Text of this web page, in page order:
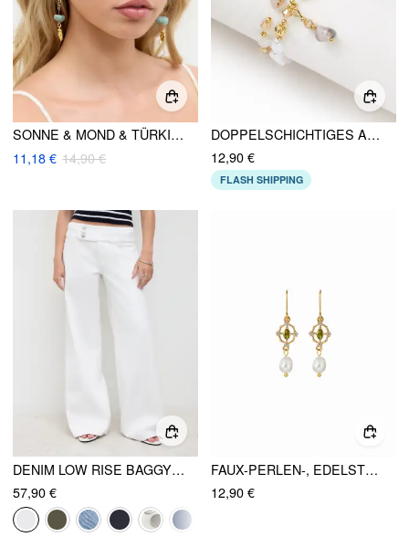
SONNE & MOND & TÜRKIS OHRRINGE
11,18 € 14,90 €
DOPPELSCHICHTIGES ARMBAND AUS NATÜRLICHEN STEINEN UND PERLEN
12,90 €
FLASH SHIPPING
DENIM LOW RISE BAGGY JEANS
57,90 €
FAUX-PERLEN-, EDELSTEIN- UND STRASS-EARRINGS
12,90 €